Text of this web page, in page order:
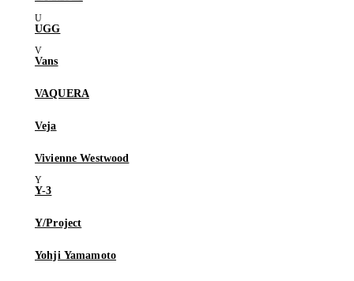
UGG
Vans
VAQUERA
Veja
Vivienne Westwood
Y-3
Y/Project
Yohji Yamamoto